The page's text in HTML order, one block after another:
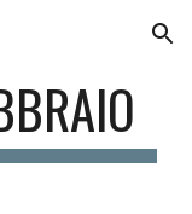
Skip to navigation